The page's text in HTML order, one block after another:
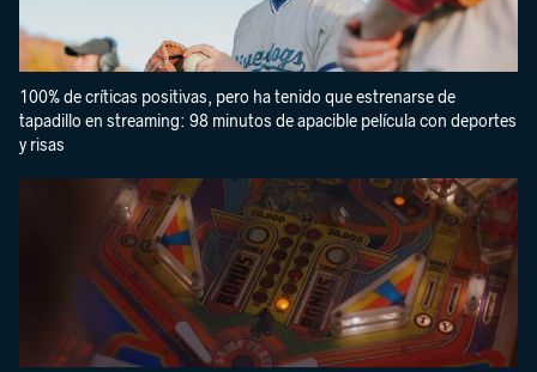
100% de críticas positivas, pero ha tenido que estrenarse de
tapadillo en streaming: 98 minutos de apacible película con deportes
y risas